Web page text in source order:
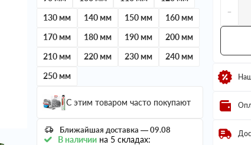
130 мм
140 мм 150 мм
160 мм
170 мм
180 мм 190 мм
200 мм
210 мм
220 мм 230 мм
240 мм
250 мм
С этим товаром часто покупают
Ближайшая доставка — 09.08
В наличиина 5 складах:
-